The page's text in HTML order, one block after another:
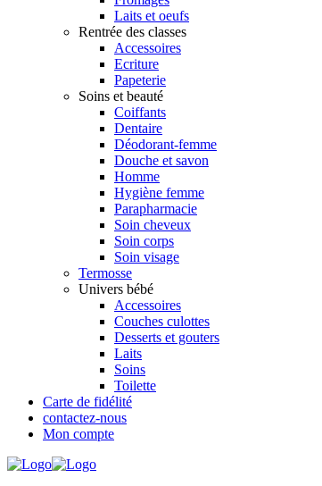
Laits et oeufs
Rentrée des classes
Accessoires
Ecriture
Papeterie
Soins et beauté
Coiffants
Dentaire
Déodorant-femme
Douche et savon
Homme
Hygiène femme
Parapharmacie
Soin cheveux
Soin corps
Soin visage
Termosse
Univers bébé
Accessoires
Couches culottes
Desserts et gouters
Laits
Soins
Toilette
Carte de fidélité
contactez-nous
Mon compte